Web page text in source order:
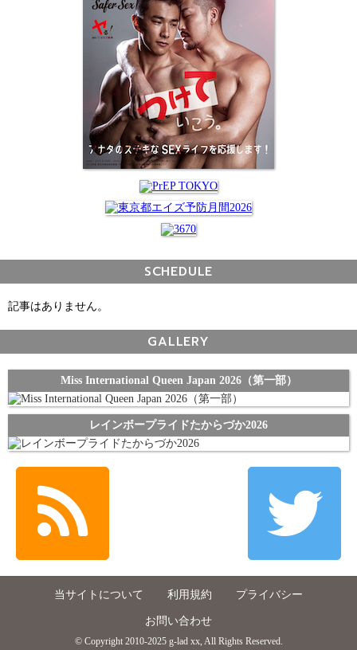
SCHEDULE
記事はありません。
GALLERY
Miss International Queen Japan 2026（第一部）
レインボープライドたからづか2026
当サイトについて 利用規約 プライバシー
お問い合わせ
© Copyright 2010-2025 g-lad xx, All Rights Reserved.